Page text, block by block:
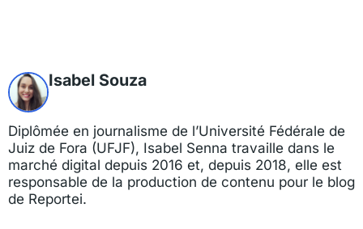
Isabel Souza
Diplômée en journalisme de l’Université Fédérale de
Juiz de Fora (UFJF), Isabel Senna travaille dans le
marché digital depuis 2016 et, depuis 2018, elle est
responsable de la production de contenu pour le blog
de Reportei.